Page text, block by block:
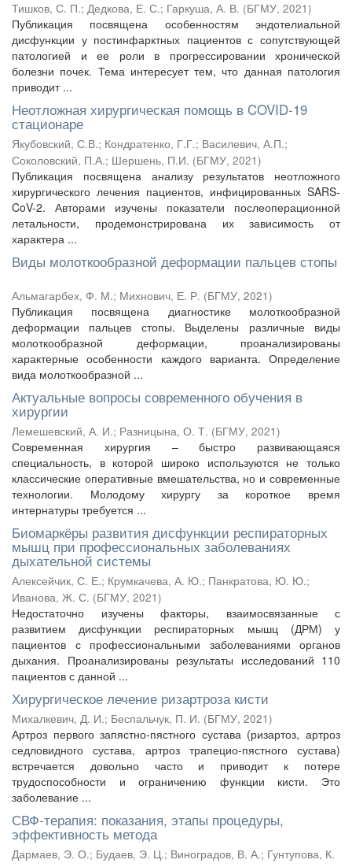
Тишков, С. П.; Дедкова, Е. С.; Гаркуша, А. В. (БГМУ, 2021)
Публикация посвящена особенностям эндотелиальной
дисфункции у постинфарктных пациентов с сопутствующей
патологией и ее роли в прогрессировании хронической
болезни почек. Тема интересует тем, что данная патология
приводит ...
Неотложная хирургическая помощь в COVID-19
стационаре
Якубовский, С.В.; Кондратенко, Г.Г.; Василевич, А.П.;
Соколовский, П.А.; Шершень, П.И. (БГМУ, 2021)
Публикация посвящена анализу результатов неотложного
хирургического лечения пациентов, инфицированных SARS-
CoV-2. Авторами изучены показатели послеоперационной
летальности, продемонстрирована их зависимость от
характера ...
Виды молоткообразной деформации пальцев стопы
Альмагарбех, Ф. М.; Михнович, Е. Р. (БГМУ, 2021)
Публикация посвящена диагностике молоткообразной
деформации пальцев стопы. Выделены различные виды
молоткообразной деформации, проанализированы
характерные особенности каждого варианта. Определение
вида молоткообразной ...
Актуальные вопросы современного обучения в
хирургии
Лемешевский, А. И.; Разницына, О. Т. (БГМУ, 2021)
Современная хирургия – быстро развивающаяся
специальность, в которой широко используются не только
классические оперативные вмешательства, но и современные
технологии. Молодому хирургу за короткое время
интернатуры требуется ...
Биомаркёры развития дисфункции респираторных
мышц при профессиональных заболеваниях
дыхательной системы
Алексейчик, С. Е.; Крумкачева, А. Ю.; Панкратова, Ю. Ю.;
Иванова, Ж. С. (БГМУ, 2021)
Недостаточно изучены факторы, взаимосвязанные с
развитием дисфункции респираторных мышц (ДРМ) у
пациентов с профессиональными заболеваниями органов
дыхания. Проанализированы результаты исследований 110
пациентов с данной ...
Хирургическое лечение ризартроза кисти
Михалкевич, Д. И.; Беспальчук, П. И. (БГМУ, 2021)
Артроз первого запястно-пястного сустава (ризартоз, артроз
седловидного сустава, артроз трапецио-пястного сустава)
встречается довольно часто и приводит к потере
трудоспособности и ограничению функции кисти. Это
заболевание ...
СВФ-терапия: показания, этапы процедуры,
эффективность метода
Дармаев, Э. О.; Будаев, Э. Ц.; Виноградов, В. А.; Гунтупова, К.